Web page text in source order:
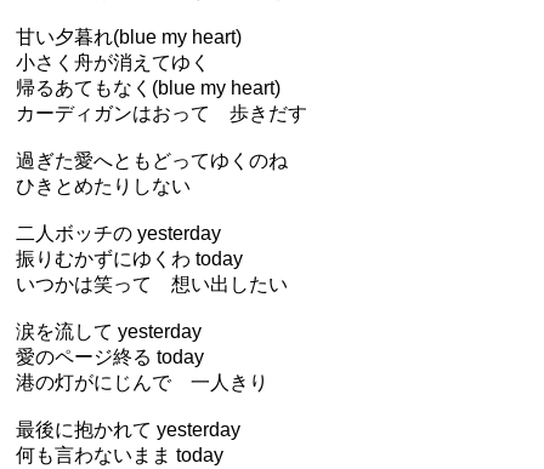
甘い夕暮れ(blue my heart)
小さく舟が消えてゆく
帰るあてもなく(blue my heart)
カーディガンはおって 歩きだす
過ぎた愛へともどってゆくのね
ひきとめたりしない
二人ボッチの yesterday
振りむかずにゆくわ today
いつかは笑って 想い出したい
涙を流して yesterday
愛のページ終る today
港の灯がにじんで 一人きり
最後に抱かれて yesterday
何も言わないまま today